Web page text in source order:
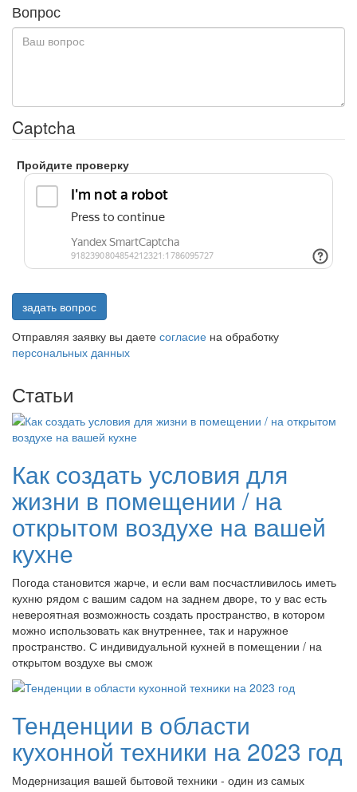
Вопрос
Captcha
Пройдите проверку
задать вопрос
Отправляя заявку вы даете согласие на обработку
персональных данных
Статьи
Как создать условия для
жизни в помещении / на
открытом воздухе на вашей
кухне
Погода становится жарче, и если вам посчастливилось иметь
кухню рядом с вашим садом на заднем дворе, то у вас есть
невероятная возможность создать пространство, в котором
можно использовать как внутреннее, так и наружное
пространство. С индивидуальной кухней в помещении / на
открытом воздухе вы смож
Тенденции в области
кухонной техники на 2023 год
Модернизация вашей бытовой техники - один из самых